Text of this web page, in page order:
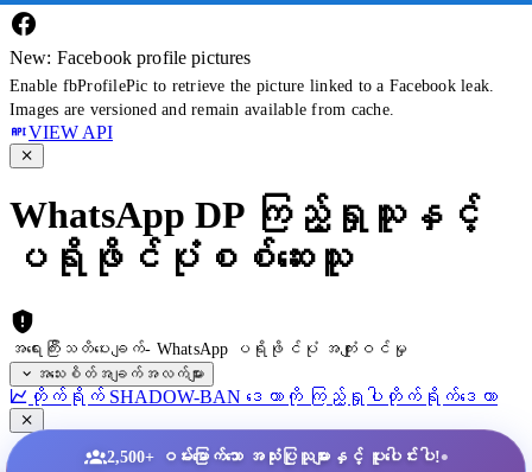
New: Facebook profile pictures
Enable fbProfilePic to retrieve the picture linked to a Facebook leak.
Images are versioned and remain available from cache.
VIEW API
WhatsApp DP ကြည့်ရှုသူနှင့်
ပရိုဖိုင်ပုံစစ်ဆေးသူ
အရေးကြီးသတိပေးချက်- WhatsApp ပရိုဖိုင်ပုံ အကျုံးဝင်မှု
အသေးစိတ်အချက်အလက်များ
တိုက်ရိုက် SHADOW-BAN ဒေတာကို ကြည့်ရှုပါ တိုက်ရိုက်ဒေတာ
2,500+ ဝမ်းမြောက်သော အသုံးပြုသူများနှင့် ပူးပေါင်းပါ!•